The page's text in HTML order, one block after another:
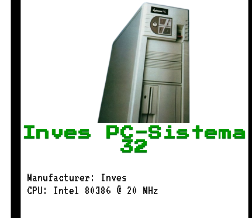
Inves PC-Sistema
32
Manufacturer: Inves
CPU: Intel 80386 @ 20 MHz